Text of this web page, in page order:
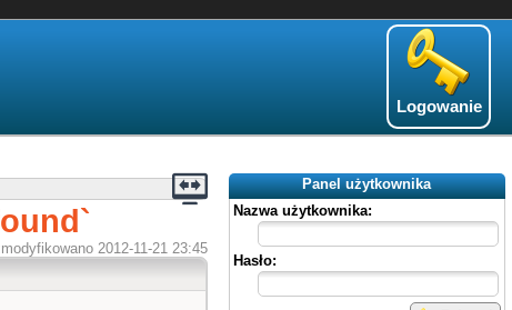
Logowanie
Panel użytkownika
Nazwa użytkownika:
Hasło:
2012-11-21 23:45